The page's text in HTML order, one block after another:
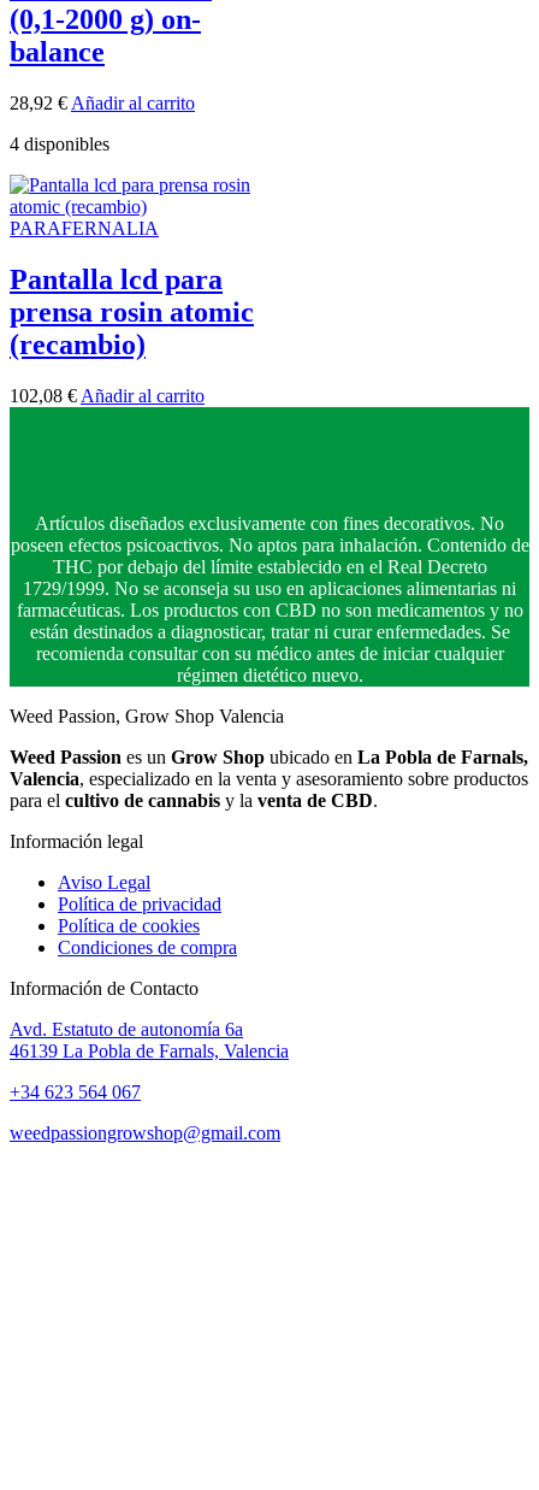
(0,1-2000 g) on-
balance
28,92 € Añadir al carrito
4 disponibles
PARAFERNALIA
Pantalla lcd para
prensa rosin atomic
(recambio)
102,08 € Añadir al carrito
Artículos diseñados exclusivamente con fines decorativos. No
poseen efectos psicoactivos. No aptos para inhalación. Contenido de
THC por debajo del límite establecido en el Real Decreto
1729/1999. No se aconseja su uso en aplicaciones alimentarias ni
farmacéuticas. Los productos con CBD no son medicamentos y no
están destinados a diagnosticar, tratar ni curar enfermedades. Se
recomienda consultar con su médico antes de iniciar cualquier
régimen dietético nuevo.
Weed Passion, Grow Shop Valencia
Weed Passion es un Grow Shop ubicado en La Pobla de Farnals,
Valencia, especializado en la venta y asesoramiento sobre productos
para el cultivo de cannabis y la venta de CBD.
Información legal
Aviso Legal
Política de privacidad
Política de cookies
Condiciones de compra
Información de Contacto
Avd. Estatuto de autonomía 6a
46139 La Pobla de Farnals, Valencia
+34 623 564 067
weedpassiongrowshop@gmail.com